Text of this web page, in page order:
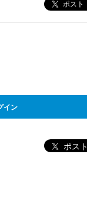
ポスト
イン
ポスト